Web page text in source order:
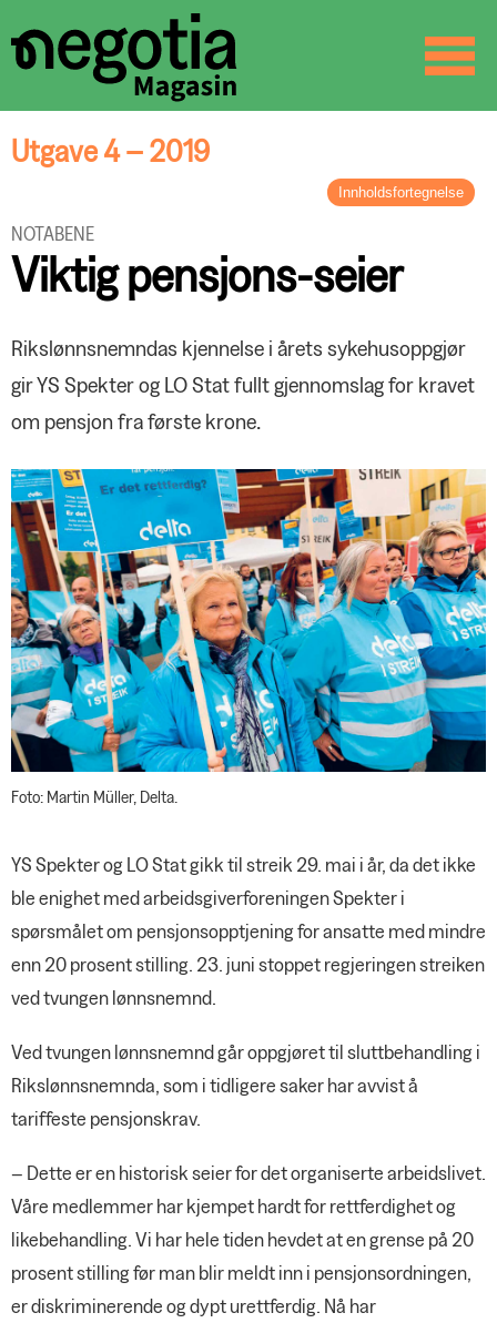
☰
Utgave 4 – 2019
Innholdsfortegnelse
Hjemme og ute
BREV FRA FORBUNDSLEDEREN
Hva sier framtiden oss?
LANDSMØTE
Organisering er nøkkelen
Brynjulfsen
Årets tillitsvalgt - Gard Henriksen
Aktivitetsprisen til Ellinor Rinde
Nytt i Negotias forbundsstyre
Honnør for god rekruttering
Slipper fram de unge
LinkedIn-kurs
Økonomi i fokus
Tre teknotrender som treffer
arbeidslivet
LIKESTILLING
Verdiorientert aktivisme
INNLEGG
«Mini-landsmøte» i Bergen
Oslo på medlemstur til Warszawa
NOTABENE
Full støtte til økt åpenhet om lønn
Viktig pensjons-seier
Ny generalsekretær i Negotia
PRIVATJUSS
Eierforhold under samboerskap
FAGAKTUELT
SPØR OSS
svarer
JOBBEN MIN
- Ingen dager er like
NOTABENE
Viktig pensjons-seier
Rikslønnsnemndas kjennelse i årets sykehusoppgjør
gir YS Spekter og LO Stat fullt gjennomslag for kravet
om pensjon fra første krone.
Foto: Martin Müller, Delta.
YS Spekter og LO Stat gikk til streik 29. mai i år, da det ikke
ble enighet med arbeidsgiverforeningen Spekter i
spørsmålet om pensjonsopptjening for ansatte med mindre
enn 20 prosent stilling. 23. juni stoppet regjeringen streiken
ved tvungen lønnsnemnd.
Ved tvungen lønnsnemnd går oppgjøret til sluttbehandling i
Rikslønnsnemnda, som i tidligere saker har avvist å
tariffeste pensjonskrav.
– Dette er en historisk seier for det organiserte arbeidslivet.
Våre medlemmer har kjempet hardt for rettferdighet og
likebehandling. Vi har hele tiden hevdet at en grense på 20
prosent stilling før man blir meldt inn i pensjonsordningen,
er diskriminerende og dypt urettferdig. Nå har